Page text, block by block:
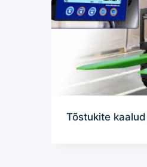
Tõstukite kaalud